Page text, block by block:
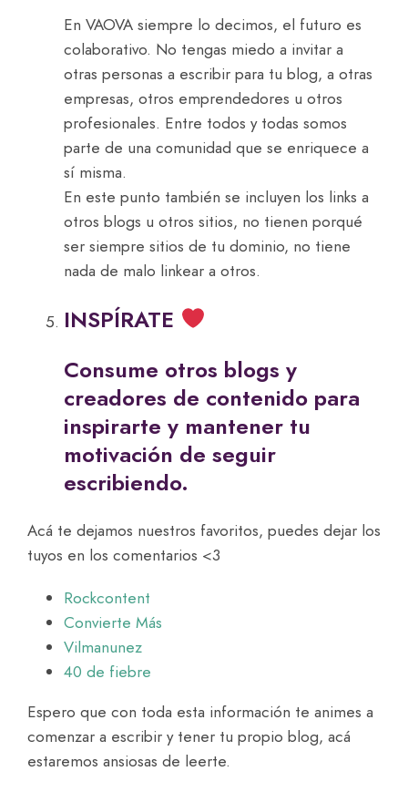
En VAOVA siempre lo decimos, el futuro es
colaborativo. No tengas miedo a invitar a
otras personas a escribir para tu blog, a otras
empresas, otros emprendedores u otros
profesionales. Entre todos y todas somos
parte de una comunidad que se enriquece a
sí misma.
En este punto también se incluyen los links a
otros blogs u otros sitios, no tienen porqué
ser siempre sitios de tu dominio, no tiene
nada de malo linkear a otros.
INSPÍRATE
Consume otros blogs y
creadores de contenido para
inspirarte y mantener tu
motivación de seguir
escribiendo.
Acá te dejamos nuestros favoritos, puedes dejar los
tuyos en los comentarios <3
Rockcontent
Convierte Más
Vilmanunez
40 de fiebre
Espero que con toda esta información te animes a
comenzar a escribir y tener tu propio blog, acá
estaremos ansiosas de leerte.